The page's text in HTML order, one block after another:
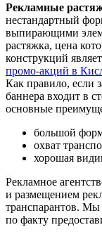
Рекламные
нестандартный
выпирающими
растяжка, цена
конструкций
промо-акций в
Как правило, если
баннера входит в
основные
большой
охват
хорошая
Рекламное
и размещением
транспарантов.
по факту